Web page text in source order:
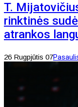
T.
rinktinės
atrankos
26 Rugpjūtis 07